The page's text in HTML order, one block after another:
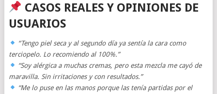
CASOS REALES Y OPINIONES DE
USUARIOS
“Tengo piel seca y al segundo día ya sentía la cara como
terciopelo. Lo recomiendo al 100%.”
“Soy alérgica a muchas cremas, pero esta mezcla me cayó de
maravilla. Sin irritaciones y con resultados.”
“Me lo puse en las manos porque las tenía partidas por el